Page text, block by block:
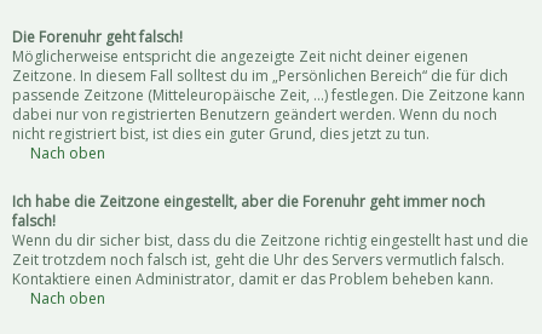
Die Forenuhr geht falsch!
Möglicherweise entspricht die angezeigte Zeit nicht deiner eigenen
Zeitzone. In diesem Fall solltest du im „Persönlichen Bereich“ die für dich
passende Zeitzone (Mitteleuropäische Zeit, ...) festlegen. Die Zeitzone kann
dabei nur von registrierten Benutzern geändert werden. Wenn du noch
nicht registriert bist, ist dies ein guter Grund, dies jetzt zu tun.
Nach oben
Ich habe die Zeitzone eingestellt, aber die Forenuhr geht immer noch
falsch!
Wenn du dir sicher bist, dass du die Zeitzone richtig eingestellt hast und die
Zeit trotzdem noch falsch ist, geht die Uhr des Servers vermutlich falsch.
Kontaktiere einen Administrator, damit er das Problem beheben kann.
Nach oben